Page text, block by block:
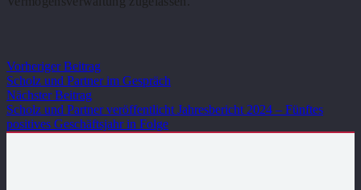
Vorheriger Beitrag
Scholz und Partner im Gespräch
Nächster Beitrag
Scholz und Partner veröffentlicht Jahresbericht 2024 – Fünftes
positives Geschäftsjahr in Folge